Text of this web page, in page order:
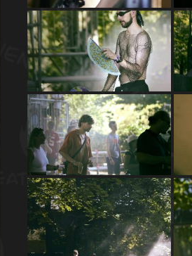
Galerie
Photos
Magazine
À
Propos
de
Nous